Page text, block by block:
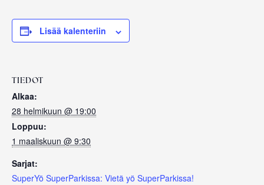
Lisää kalenteriin
TIEDOT
Alkaa:
28 helmikuun @ 19:00
Loppuu:
1 maaliskuun @ 9:30
Sarjat:
SuperYö SuperParkissa: Vietä yö SuperParkissa!